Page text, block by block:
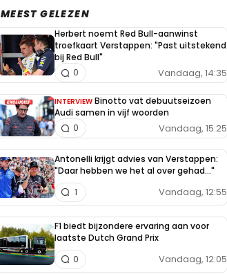
MEEST GELEZEN
Herbert noemt Red Bull-aanwinst
troefkaart Verstappen: "Past uitstekend
bij Red Bull"
Vandaag, 14:35
0
INTERVIEW Binotto vat debuutseizoen
Audi samen in vijf woorden
Vandaag, 15:25
0
Antonelli krijgt advies van Verstappen:
"Daar hebben we het al over gehad..."
Vandaag, 12:55
1
F1 biedt bijzondere ervaring aan voor
laatste Dutch Grand Prix
Vandaag, 12:05
0